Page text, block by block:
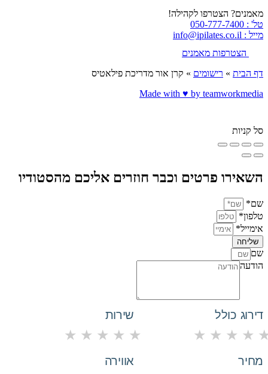
מאמנים? הצטרפו לקהילה!
טל' : 050-777-7400
מייל : info@ipilates.co.il
הצטרפות מאמנים
דף הבית » רישומים » קרן אור מדריכת פילאטיס
Made with ♥️ by teamworkmedia
סל קניות
השאירו פרטים וכבר חוזרים אליכם מהסטודיו
שם*
טלפון*
אימייל*
שליחה
שם
הודעה
דירוג כולל
★ ★ ★ ★
שירות
★ ★ ★ ★ ★
מחיר אווירה